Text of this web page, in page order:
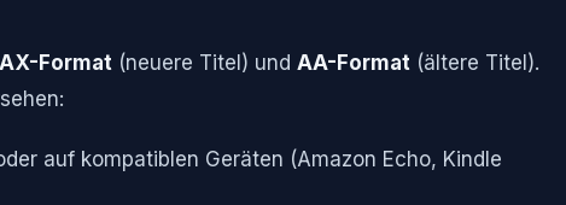
Format (neuere Titel) und AA-Format (ältere Titel).
auf kompatiblen Geräten (Amazon Echo, Kindle